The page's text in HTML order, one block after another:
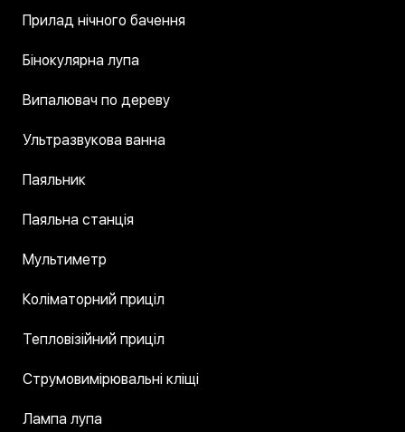
Прилад нічного бачення
Бінокулярна лупа
Випалювач по дереву
Ультразвукова ванна
Паяльник
Паяльна станція
Мультиметр
Коліматорний приціл
Тепловізійний приціл
Струмовимірювальні кліщі
Лампа лупа